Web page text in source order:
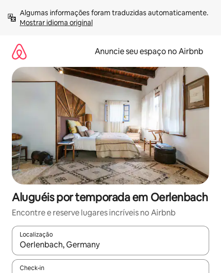
para
Mostrar idioma original
Anuncie seu espaço no Airbnb
Aluguéis por temporada em Oerlenbach
Encontre e reserve lugares incríveis no Airbnb
Localização
Quando os resultados estiverem disponíveis, explore-os
Check-in